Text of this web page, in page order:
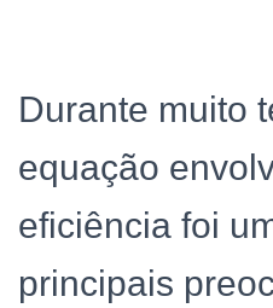
Durante muito
equação
eficiência foi
principais